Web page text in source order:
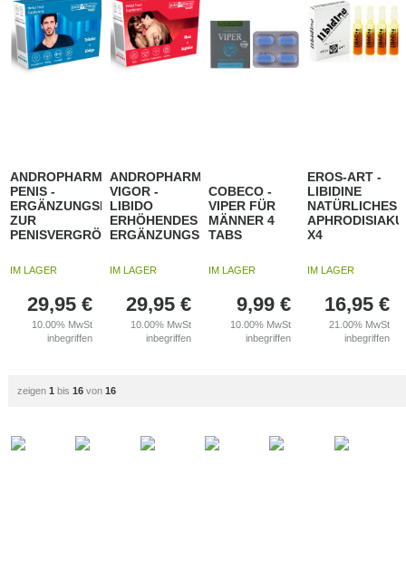
ANDROPHARMA
PENIS -
ERGÄNZUNGSMITTEL
ZUR
PENISVERGRÖSSERUNG
IM LAGER
29,95 €
10.00% MwSt
inbegriffen
ANDROPHARMA
VIGOR -
LIBIDO
ERHÖHENDES
ERGÄNZUNGSMITTEL
IM LAGER
29,95 €
10.00% MwSt
inbegriffen
COBECO -
VIPER FÜR
MÄNNER 4
TABS
IM LAGER
9,99 €
10.00% MwSt
inbegriffen
EROS-ART -
LIBIDINE
NATÜRLICHES
X4
IM LAGER
16,95 €
21.00% MwSt
inbegriffen
zeigen 1 bis 16von 16